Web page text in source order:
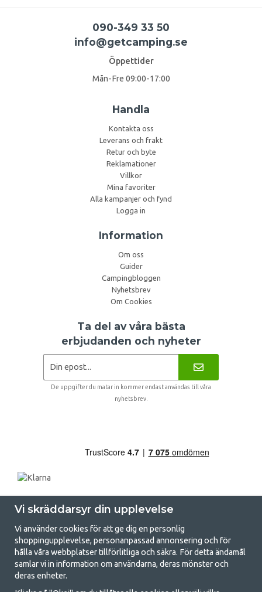
090-349 33 50
info@getcamping.se
Öppettider
Mån-Fre 09:00-17:00
Handla
Kontakta oss
Leverans och frakt
Retur och byte
Reklamationer
Villkor
Mina favoriter
Alla kampanjer och fynd
Logga in
Information
Om oss
Guider
Campingbloggen
Nyhetsbrev
Om Cookies
Ta del av våra bästa
erbjudanden och nyheter
De uppgifter du matar in kommer endast användas till våra
nyhetsbrev.
GetCamping.se - Din butik för camping
Vi skräddarsyr din upplevelse
Vi använder cookies för att ge dig en personlig
shoppingupplevelse, personanpassad annonsering och för
hålla våra webbplatser tillförlitliga och säkra. För detta ändamål
samlar vi in information om användarna, deras mönster och
deras enheter.